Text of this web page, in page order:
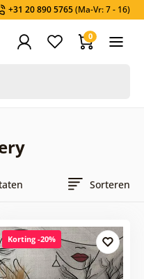
+31 20 890 5765(Ma-Vr: 7 - 16)
0
Sorteren
Korting -20%